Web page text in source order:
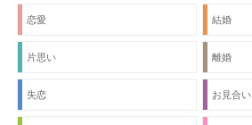
恋愛 結婚
片思い 離婚
失恋 お見合い